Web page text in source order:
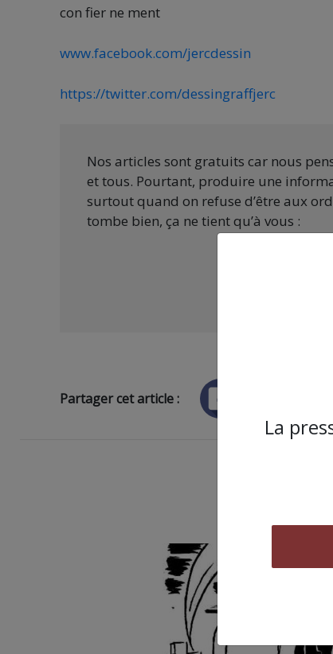
con fier ne ment
www.facebook.com/jercdessin
https://twitter.com/dessingraffjerc
Nos articles sont gratuits car nous
et tous. Pourtant, produire une
surtout quand on refuse d’être aux
tombe bien, ça ne tient qu’à vous :
Partager cet article :
La